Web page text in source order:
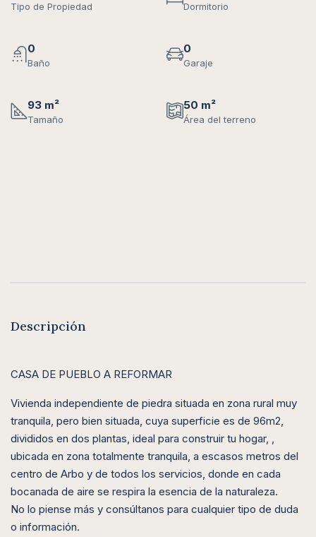
Tipo de Propiedad Dormitorio
0
Baño
0
Garaje
93 m²
Tamaño
50 m²
Área del terreno
Descripción
CASA DE PUEBLO A REFORMAR
Vivienda independiente de piedra situada en zona rural muy
tranquila, pero bien situada, cuya superficie es de 96m2,
divididos en dos plantas, ideal para construir tu hogar, ,
ubicada en zona totalmente tranquila, a escasos metros del
centro de Arbo y de todos los servicios, donde en cada
bocanada de aire se respira la esencia de la naturaleza.
No lo piense más y consúltanos para cualquier tipo de duda
o información.